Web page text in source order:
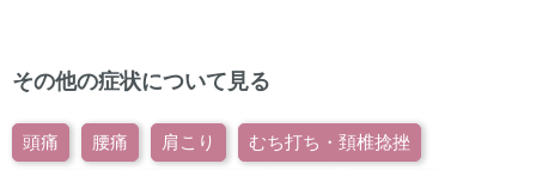
その他の症状について見る
頭痛 腰痛 肩こり むち打ち・頚椎捻挫